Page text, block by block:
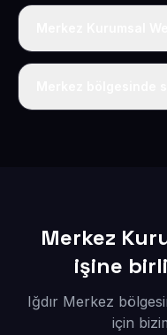
Tek fiyat uygulanır:
Merkez
işine
Iğdır Merkez
için